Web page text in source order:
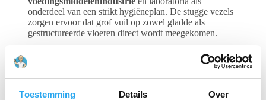
Toestemming Details Over
onderdeel van een strikt hygiëneplan. De stugge vezels
zorgen ervoor dat grof vuil op zowel gladde als
gestructureerde vloeren direct wordt meegekomen.
Gerelateerde producten